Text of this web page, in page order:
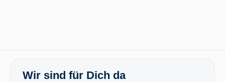
Wir sind für Dich da